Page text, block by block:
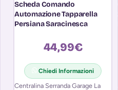
Scheda Comando
Automazione Tapparella
Persiana Saracinesca
44,99€
Chiedi Informazioni
Centralina Serranda Garage La